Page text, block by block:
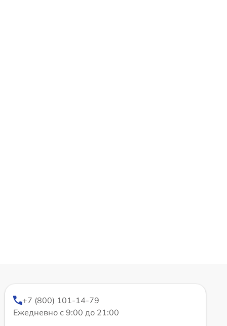
+7 (800) 101-14-79
Ежедневно с 9:00 до 21:00